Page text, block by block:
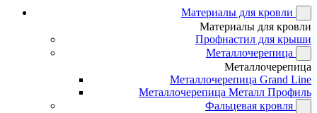
Материалы для кровли
Материалы для кровли
Профнастил для крыши
Металлочерепица
Металлочерепица
Металлочерепица Grand Line
Металлочерепица Металл Профиль
Фальцевая кровля